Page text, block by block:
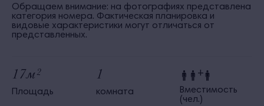
Обращаем внимание: на фотографиях представлена
категория номера. Фактическая планировка и
видовые характеристики могут отличаться от
представленных.
17м2
Площадь
1
комната
+
Вместимость
(чел.)